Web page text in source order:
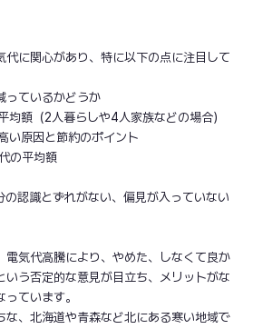
代に関心があり、特に以下の点に注目して
っているかどうか
均額（2人暮らしや4人家族などの場合）
い原因と節約のポイント
の平均額
認識とずれがない、偏見が入っていない
電気代高騰により、やめた、しなくて良か
いう否定的な意見が目立ち、メリットがな
ています。
な、北海道や青森など北にある寒い地域で